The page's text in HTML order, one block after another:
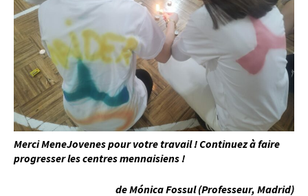
Merci MeneJovenes pour votre travail ! Continuez à faire
progresser les centres mennaisiens !
de Mónica Fossul (Professeur, Madrid)